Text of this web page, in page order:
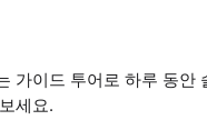
가이드 투어로 하루 동
세요.